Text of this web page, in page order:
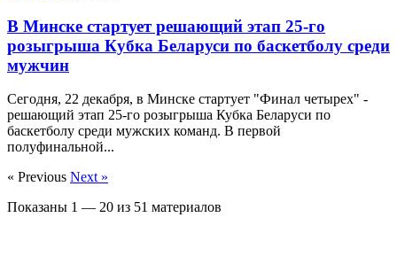
В Минске стартует решающий этап 25-го
розыгрыша Кубка Беларуси по баскетболу среди
мужчин
Сегодня, 22 декабря, в Минске стартует "Финал четырех" -
решающий этап 25-го розыгрыша Кубка Беларуси по
баскетболу среди мужских команд. В первой
полуфинальной...
« Previous Next »
Показаны 1 — 20 из 51 материалов